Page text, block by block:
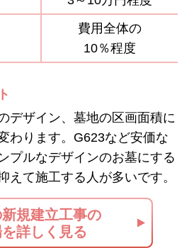
費用全体の
10％程度
デザイン、墓地の区画面積に
わります。G623など安価な
プルなデザインのお墓にする
えて施工する人が多いです。
規建立工事の
詳しく見る